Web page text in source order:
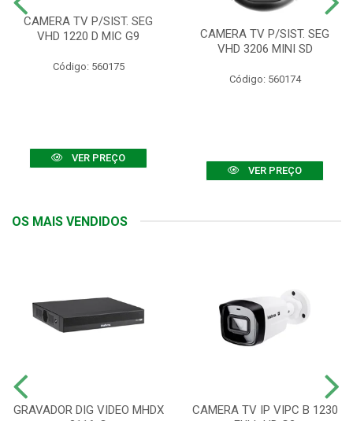
CAMERA TV P/SIST. SEG
VHD 1220 D MIC G9
Código: 560175
VER PREÇO
CAMERA TV P/SIST. SEG
VHD 3206 MINI SD
Código: 560174
VER PREÇO
OS MAIS VENDIDOS
GRAVADOR DIG VIDEO MHDX
CAMERA TV IP VIPC B 1230